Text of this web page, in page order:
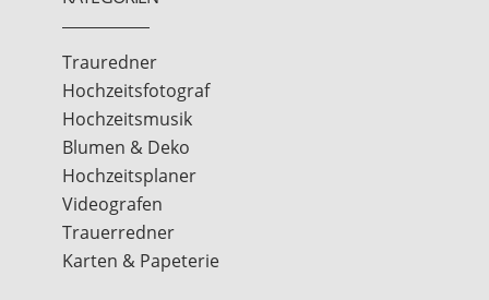
Trauredner
Hochzeitsfotograf
Hochzeitsmusik
Blumen & Deko
Hochzeitsplaner
Videografen
Trauerredner
Karten & Papeterie